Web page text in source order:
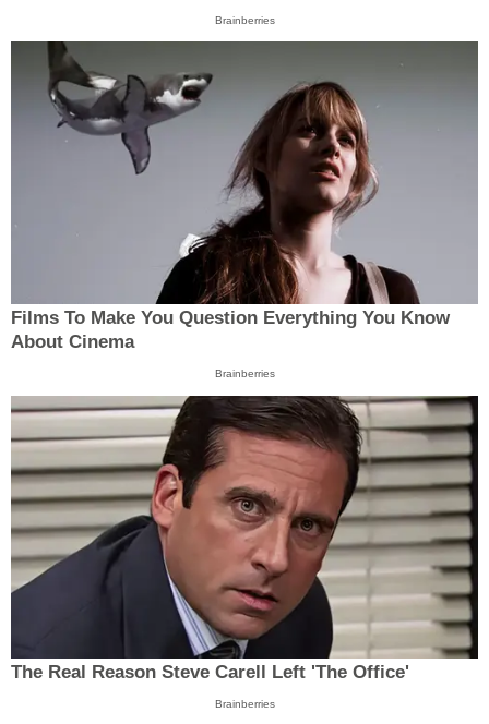
Brainberries
Films To Make You Question Everything You Know
About Cinema
Brainberries
The Real Reason Steve Carell Left 'The Office'
Brainberries